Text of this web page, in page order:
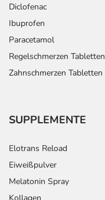
Diclofenac
Ibuprofen
Paracetamol
Regelschmerzen Tabletten
Zahnschmerzen Tabletten
SUPPLEMENTE
Elotrans Reload
Eiweißpulver
Melatonin Spray